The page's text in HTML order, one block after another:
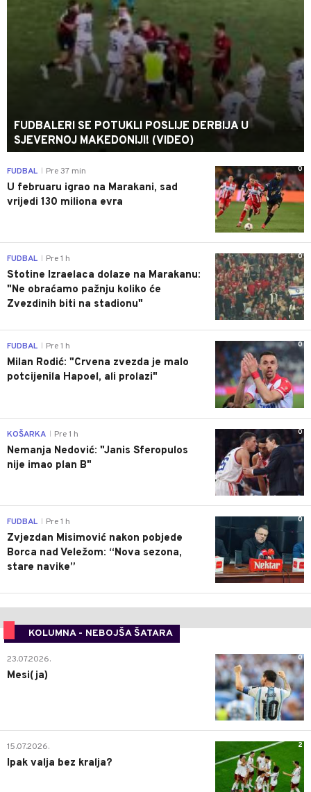
FUDBALERI SE POTUKLI POSLIJE DERBIJA U
SJEVERNOJ MAKEDONIJI! (VIDEO)
0
FUDBAL Pre 37 min
U februaru igrao na Marakani, sad
vrijedi 130 miliona evra
0
FUDBAL Pre 1 h
Stotine Izraelaca dolaze na Marakanu:
"Ne obraćamo pažnju koliko će
Zvezdinih biti na stadionu"
0
FUDBAL Pre 1 h
Milan Rodić: "Crvena zvezda je malo
potcijenila Hapoel, ali prolazi"
0
KOŠARKA Pre 1 h
Nemanja Nedović: "Janis Sferopulos
nije imao plan B"
0
FUDBAL Pre 1 h
Zvjezdan Misimović nakon pobjede
Borca nad Veležom: “Nova sezona,
stare navike”
KOLUMNA - NEBOJŠA ŠATARA
0
23.07.2026.
Mesi(ja)
2
15.07.2026.
Ipak valja bez kralja?